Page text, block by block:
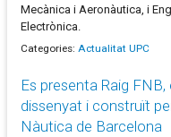
Mecànica i Aeronàutica, i
Electrònica.
Categories: Actualitat UPC
Es presenta Raig
dissenyat i construït
Nàutica de Barcelona